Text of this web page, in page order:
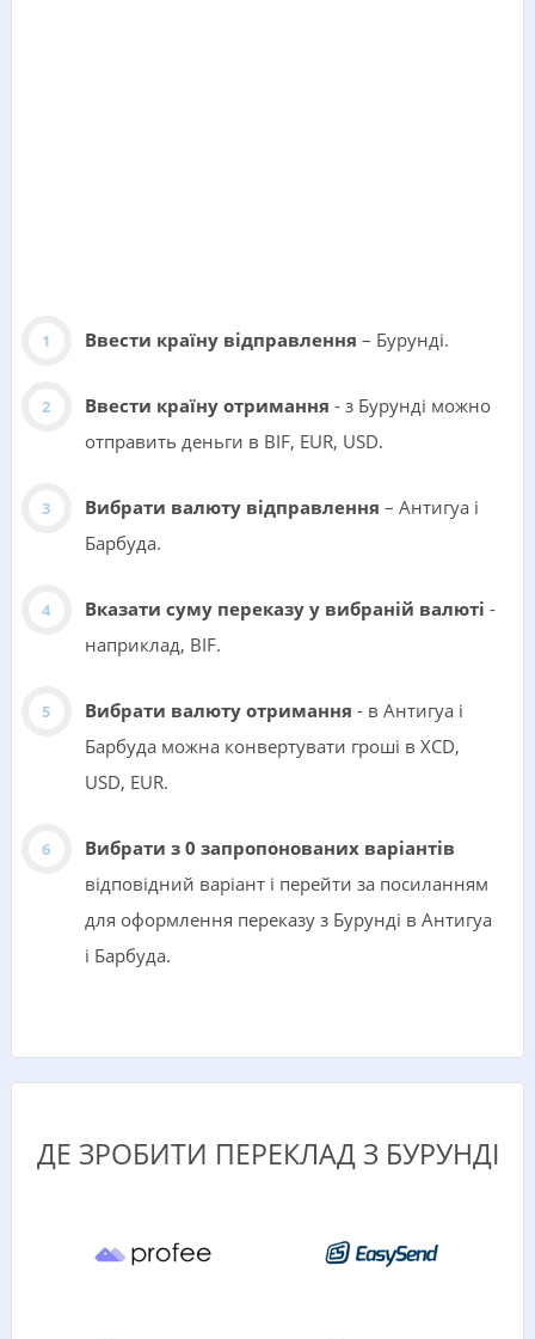
Ввести країну відправлення – Бурунді.
Ввести країну отримання - з Бурунді можно
отправить деньги в BIF, EUR, USD.
Вибрати валюту відправлення – Антигуа і
Барбуда.
Вказати суму переказу у вибраній валюті -
наприклад, BIF.
Вибрати валюту отримання - в Антигуа і
Барбуда можна конвертувати гроші в XCD,
USD, EUR.
Вибрати з 0 запропонованих варіантів
відповідний варіант і перейти за посиланням
для оформлення переказу з Бурунді в Антигуа
і Барбуда.
ДЕ ЗРОБИТИ ПЕРЕКЛАД З БУРУНДІ